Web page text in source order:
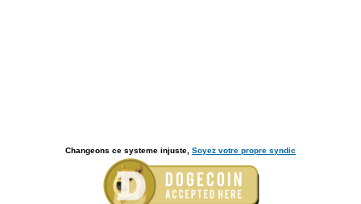
Changeons ce systeme injuste, Soyez votre propre syndic